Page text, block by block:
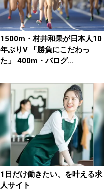
1500m・村井和果が日本人10
年ぶりV 「勝負にこだわっ
た」 400m・バログ...
1日だけ働きたい、を叶える求
人サイト